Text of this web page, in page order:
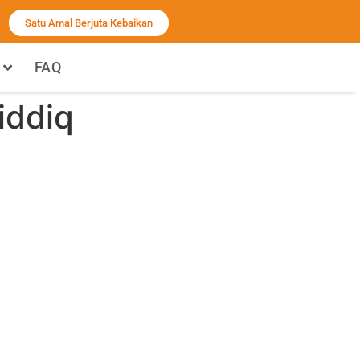
Satu Amal Berjuta Kebaikan
FAQ